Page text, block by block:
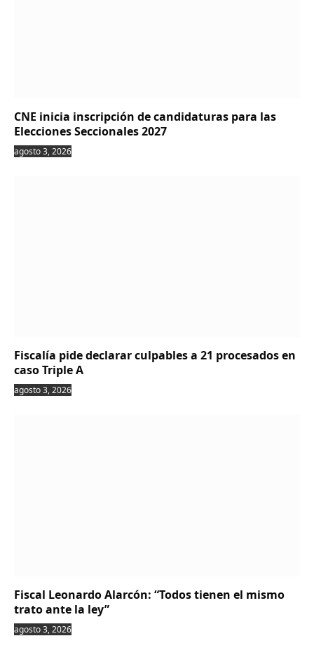
CNE inicia inscripción de candidaturas para las
Elecciones Seccionales 2027
agosto 3, 2026
Fiscalía pide declarar culpables a 21 procesados en
caso Triple A
agosto 3, 2026
Fiscal Leonardo Alarcón: “Todos tienen el mismo
trato ante la ley”
agosto 3, 2026